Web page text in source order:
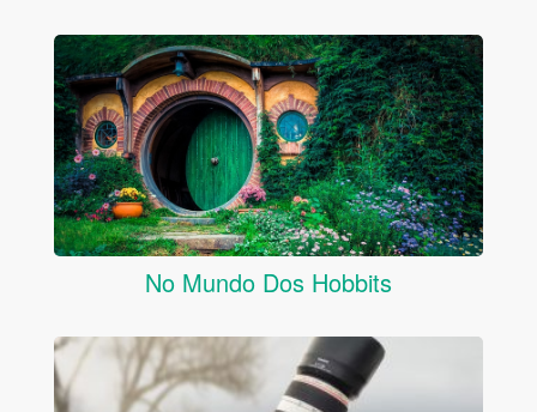
No Mundo Dos Hobbits